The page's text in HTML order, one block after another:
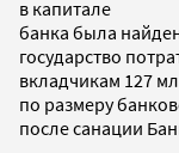
в капитале
банка была
государство
вкладчикам 127
по размеру
после санации